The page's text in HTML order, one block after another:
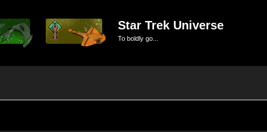
Star Trek Universe
To boldly go...